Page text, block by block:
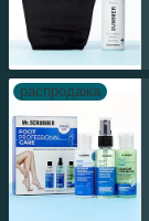
распродажа